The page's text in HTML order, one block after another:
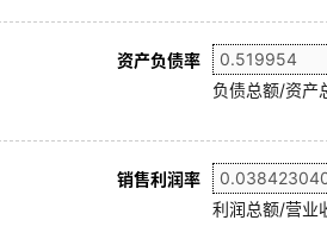
资产负债率
负债总额/资产
销售利润率
利润总额/营业